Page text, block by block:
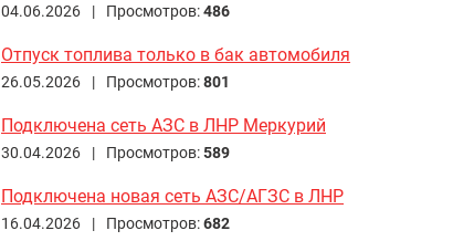
04.06.2026 | Просмотров:486
Отпуск топлива только в бак автомобиля
26.05.2026 | Просмотров:801
Подключена сеть АЗС в ЛНР Меркурий
30.04.2026 | Просмотров:589
Подключена новая сеть АЗС/АГЗС в ЛНР
16.04.2026 | Просмотров:682